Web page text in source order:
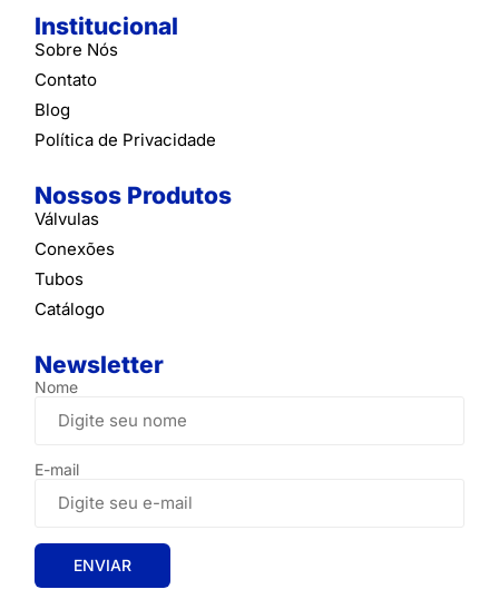
Institucional
Sobre Nós
Contato
Blog
Política de Privacidade
Nossos Produtos
Válvulas
Conexões
Tubos
Catálogo
Newsletter
Nome
E-mail